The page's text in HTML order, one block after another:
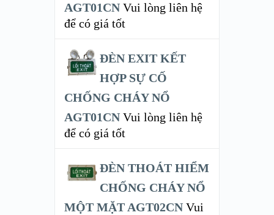
AGT01CN Vui lòng liên hệ
để có giá tốt
ĐÈN EXIT KẾT
HỢP SỰ CỐ
CHỐNG CHÁY NỔ
AGT01CN Vui lòng liên hệ
để có giá tốt
ĐÈN THOÁT HIỂM
CHỐNG CHÁY NỔ
MỘT MẶT AGT02CN Vui